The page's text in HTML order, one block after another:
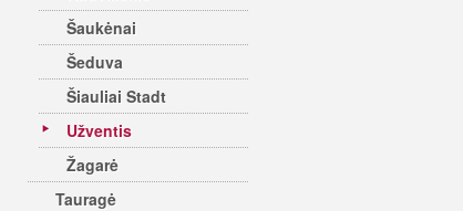
Šaukėnai
Šeduva
Šiauliai Stadt
Užventis
Žagarė
Tauragė